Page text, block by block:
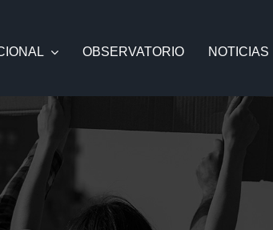
OBSERVATORIO NOTICIAS